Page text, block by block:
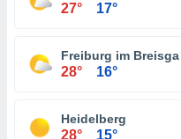
27° 17°
Freiburg im Breisgau
28° 16°
Heidelberg
28° 15°